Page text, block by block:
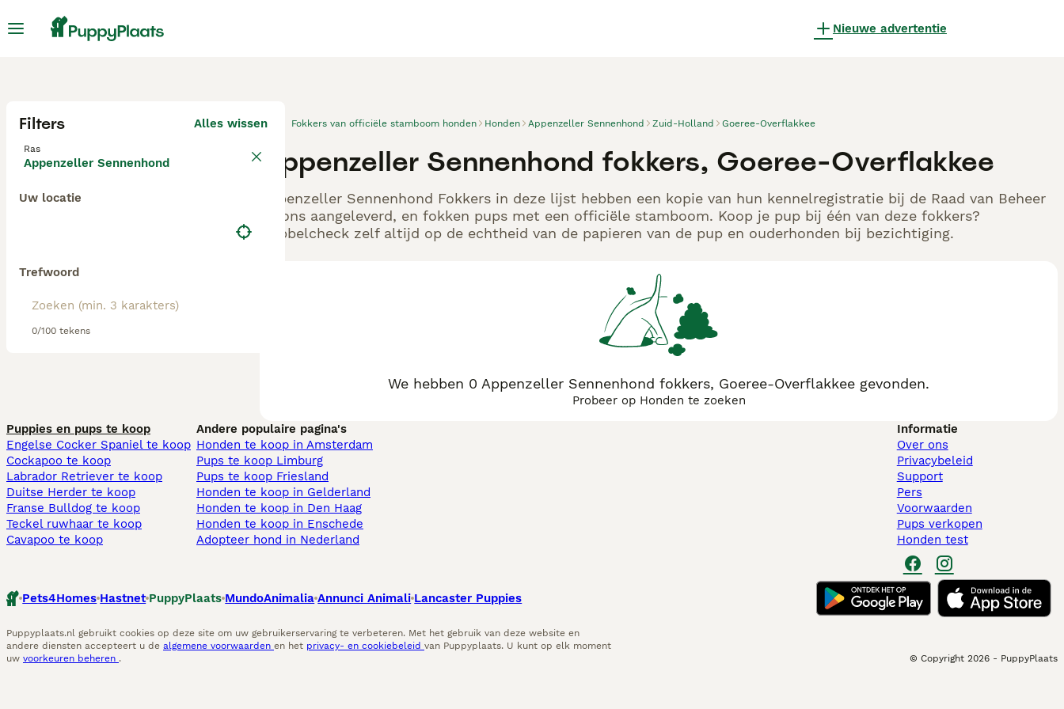
Nieuwe advertentie
Filters Alles wissen
Ras
Appenzeller Sennenhond
Uw locatie
Trefwoord
0/100 tekens
Fokkers van officiële stamboom honden Honden Appenzeller Sennenhond Zuid-Holland Goeree-Overflakkee
Appenzeller Sennenhond fokkers, Goeree-Overflakkee
Appenzeller Sennenhond Fokkers in deze lijst hebben een kopie van hun kennelregistratie bij de Raad van Beheer
bij ons aangeleverd, en fokken pups met een officiële stamboom. Koop je pup bij één van deze fokkers?
Dubbelcheck zelf altijd op de echtheid van de papieren van de pup en ouderhonden bij bezichtiging.
We hebben 0 Appenzeller Sennenhond fokkers, Goeree-Overflakkee gevonden.
Probeer op Honden te zoeken
Puppies en pups te koop
Engelse Cocker Spaniel te koop
Cockapoo te koop
Labrador Retriever te koop
Duitse Herder te koop
Franse Bulldog te koop
Teckel ruwhaar te koop
Cavapoo te koop
Andere populaire pagina's
Honden te koop in Amsterdam
Pups te koop Limburg​
Pups te koop Friesland​
Honden te koop in Gelderland
Honden te koop in Den Haag
Honden te koop in Enschede
Adopteer hond in Nederland
Informatie
Over ons
Privacybeleid
Support
Pers
Voorwaarden
Pups verkopen
Honden test
Pets4Homes Hastnet PuppyPlaats MundoAnimalia Annunci Animali Lancaster Puppies
Puppyplaats.nl gebruikt cookies op deze site om uw gebruikerservaring te verbeteren. Met het gebruik van deze website en
andere diensten accepteert u de algemene voorwaarden en het privacy- en cookiebeleid van Puppyplaats. U kunt op elk moment
uw voorkeuren beheren . © Copyright 2026 - PuppyPlaats